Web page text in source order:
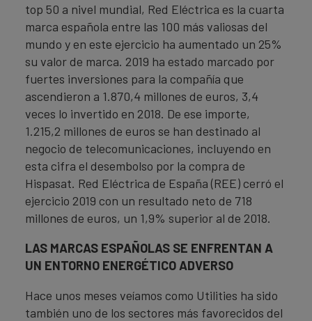
top 50 a nivel mundial, Red Eléctrica es la cuarta
marca española entre las 100 más valiosas del
mundo y en este ejercicio ha aumentado un 25%
su valor de marca. 2019 ha estado marcado por
fuertes inversiones para la compañía que
ascendieron a 1.870,4 millones de euros, 3,4
veces lo invertido en 2018. De ese importe,
1.215,2 millones de euros se han destinado al
negocio de telecomunicaciones, incluyendo en
esta cifra el desembolso por la compra de
Hispasat. Red Eléctrica de España (REE) cerró el
ejercicio 2019 con un resultado neto de 718
millones de euros, un 1,9% superior al de 2018.
LAS MARCAS ESPAÑOLAS SE ENFRENTAN A
UN ENTORNO ENERGÉTICO ADVERSO
Hace unos meses veíamos como Utilities ha sido
también uno de los sectores más favorecidos del